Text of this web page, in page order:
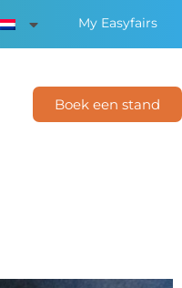
My Easyfairs
Boek een stand